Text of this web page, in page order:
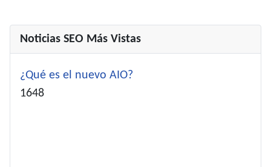
Noticias SEO Más Vistas
¿Qué es el nuevo AIO?
Detalles
1648